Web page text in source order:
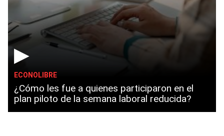
▶
ECONOLIBRE
¿Cómo les fue a quienes participaron en el
plan piloto de la semana laboral reducida?